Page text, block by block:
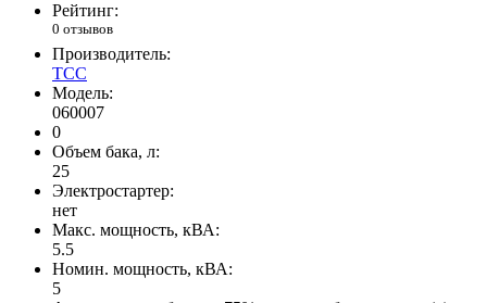
Рейтинг:
0 отзывов
Производитель:
ТСС
Модель:
060007
0
Объем бака, л:
25
Электростартер:
нет
Макс. мощность, кВА:
5.5
Номин. мощность, кВА:
5